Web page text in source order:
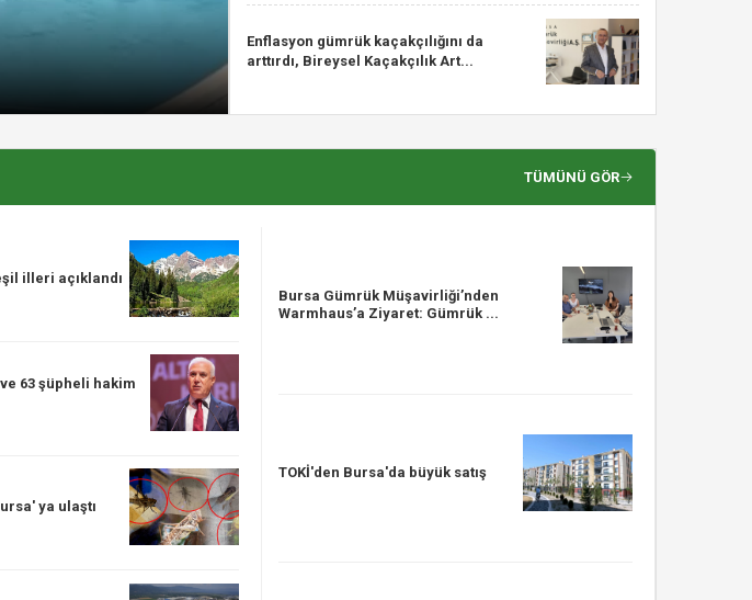
Enflasyon gümrük kaçakçılığını da
arttırdı, Bireysel Kaçakçılık Art...
TÜMÜNÜ GÖR
illeri açıklandı
63 şüpheli hakim
ya ulaştı
Bursa Gümrük Müşavirliği’nden
Warmhaus’a Ziyaret: Gümrük ...
TOKİ'den Bursa'da büyük satış